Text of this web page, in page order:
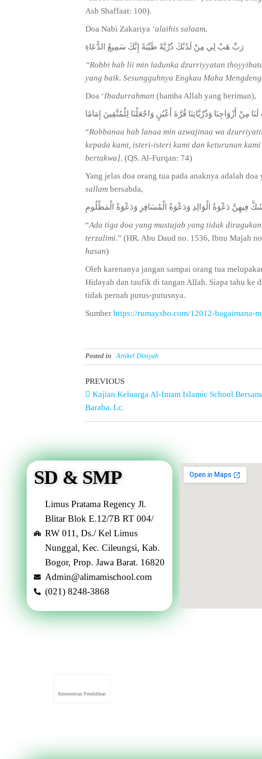
Ash Shaffaat: 100).
Doa Nabi Zakariya ‘alaihis salaam,
رَبِّ هَبْ لِي مِنْ لَدُنْكَ ذُرِّيَّةً طَيِّبَةً إِنَّكَ سَمِيعُ الدُّعَاءِ
“Robbi hab lii min ladunka dzurriyyatan
yang baik. Sesungguhnya Engkau Maha
Doa ‘Ibadurrahman (hamba Allah yang beriman),
مِنْ أَزْوَاجِنَا وَذُرِّيَّاتِنَا قُرَّةَ أَعْيُنٍ وَاجْعَلْنَا لِلْمُتَّقِينَ إِمَامًا
“Robbanaa hab lanaa min azwajinaa wa
kepada kami, isteri-isteri kami dan keturunan
bertakwa]. (QS. Al-Furqan: 74)
Yang jelas doa orang tua pada anaknya adalah
sallam bersabda,
فِيهِنَّ دَعْوَةُ الْوَالِدِ وَدَعْوَةُ الْمُسَافِرِ وَدَعْوَةُ الْمَظْلُومِ
“Ada tiga doa yang mustajab yang tidak
terzalimi.” (HR. Abu Daud no. 1536, Ibnu Majah
hasan)
Oleh karenanya jangan sampai orang tua
Hidayah dan taufik di tangan Allah. Siapa tahu ke
tidak pernah putus-putusnya.
Sumber https://rumaysho.com/12012-bagaimana-
Posted in Artikel Diniyah
PREVIOUS
Kajian Keluarga Al-Imam Islamic School
Baraba, Lc.
SD & SMP
Limus Pratama Regency Jl.
Blitar Blok E.12/7B RT 004/
RW 011, Ds./ Kel Limus
Nunggal, Kec. Cileungsi, Kab.
Bogor, Prop. Jawa Barat. 16820
Admin@alimamischool.com
(021) 8248-3868
Kementerian Pendidikan